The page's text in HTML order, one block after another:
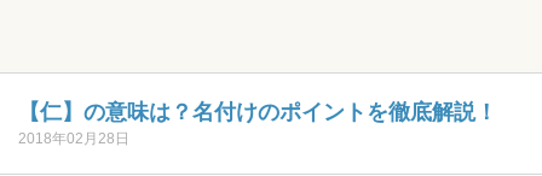
【仁】の意味は？名付けのポイントを徹底解説！
2018年02月28日